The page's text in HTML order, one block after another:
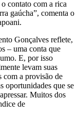
contato com a rica
gaúcha”, comenta o
Gonçalves reflete,
– uma conta que
E, por isso
levam suas
com a provisão de
oportunidades que se
Muitos dos
de